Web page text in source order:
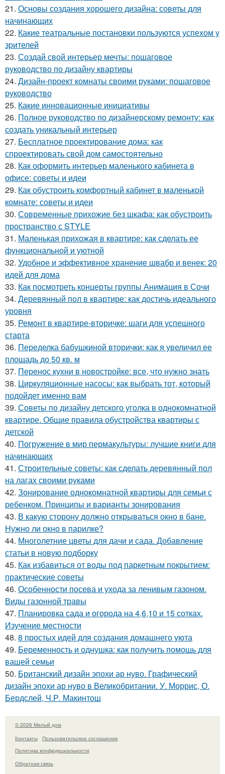
21. Основы создания хорошего дизайна: советы для
начинающих
22. Какие театральные постановки пользуются успехом у
зрителей
23. Создай свой интерьер мечты: пошаговое
руководство по дизайну квартиры
24. Дизайн-проект комнаты своими руками: пошаговое
руководство
25. Какие инновационные инициативы
26. Полное руководство по дизайнерскому ремонту: как
создать уникальный интерьер
27. Бесплатное проектирование дома: как
спроектировать свой дом самостоятельно
28. Как оформить интерьер маленького кабинета в
офисе: советы и идеи
29. Как обустроить комфортный кабинет в маленькой
комнате: советы и идеи
30. Современные прихожие без шкафа: как обустроить
пространство с STYLE
31. Маленькая прихожая в квартире: как сделать ее
функциональной и уютной
32. Удобное и эффективное хранение швабр и венек: 20
идей для дома
33. Как посмотреть концерты группы Анимация в Сочи
34. Деревянный пол в квартире: как достичь идеального
уровня
35. Ремонт в квартире-вторичке: шаги для успешного
старта
36. Переделка бабушкиной вторички: как я увеличил ее
площадь до 50 кв. м
37. Перенос кухни в новостройке: все, что нужно знать
38. Циркуляционные насосы: как выбрать тот, который
подойдет именно вам
39. Советы по дизайну детского уголка в однокомнатной
квартире. Общие правила обустройства квартиры с
детской
40. Погружение в мир пермакультуры: лучшие книги для
начинающих
41. Строительные советы: как сделать деревянный пол
на лагах своими руками
42. Зонирование однокомнатной квартиры для семьи с
ребенком. Принципы и варианты зонирования
43. В какую сторону должно открываться окно в бане.
Нужно ли окно в парилке?
44. Многолетние цветы для дачи и сада. Добавление
статьи в новую подборку
45. Как избавиться от воды под паркетным покрытием:
практические советы
46. Особенности посева и ухода за ленивым газоном.
Виды газонной травы
47. Планировка сада и огорода на 4,6,10 и 15 сотках.
Изучение местности
48. 8 простых идей для создания домашнего уюта
49. Беременность и однушка: как получить помощь для
вашей семьи
50. Британский дизайн эпохи ар нуво. Графический
дизайн эпохи ар нуво в Великобритании. У. Моррис, О.
Бердслей, Ч.Р. Макинтош
© 2026 Милый дом
Контакты
Пользовательское соглашение
Политика конфидециальности
Обратная связь